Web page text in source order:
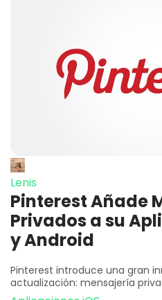
Lenis
Pinterest Añade
Privados a su
y Android
Pinterest introduce una gran
actualización: mensajería